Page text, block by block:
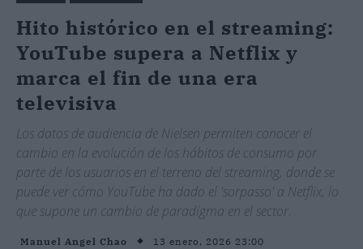
Hito histórico en el streaming:
YouTube supera a Netflix y
marca el fin de una era
televisiva
Los datos de audiencia de Nielsen permiten conocer el
cambio en la evolución de los hábitos de consumo por
parte de los usuarios en el terreno del streaming, donde se
puede ver cómo YouTube ha dado el 'sorpasso' a Netflix, lo
que supone un cambio de paradigma en el sector.
Manuel Angel Chao 13 enero, 2026 23:00